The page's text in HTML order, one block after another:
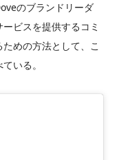
のブランドリーダ
ビスを提供するコミ
めの方法として、こ
いる。